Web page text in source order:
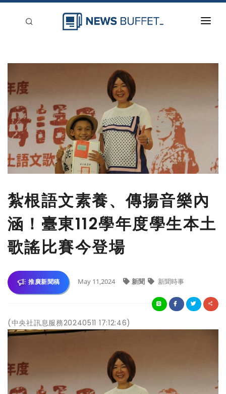
刊登
紮根語文素養、傳揚音樂內
涵！臺東112學年度學生本土
歌謠比賽今登場
推廣新聞稿 May 11,2024 新聞 新聞時事
(中央社訊息服務20240511 17:12:46)